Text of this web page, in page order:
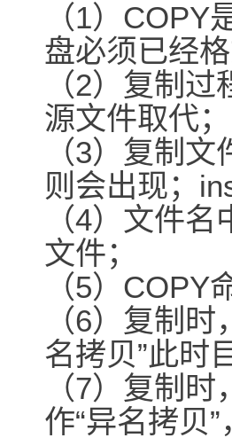
（1）
盘必须已经格
（2）复制
源文件取代；
（3）复制
则会出现；
（4）文件
文件；
（5）
（6）复制
名拷贝”此时
（7）复制
作“异名拷贝